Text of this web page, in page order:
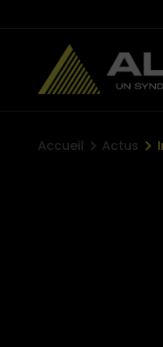
Accueil Actus